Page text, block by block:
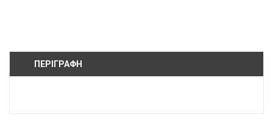
ΠΕΡΙΓΡΑΦΉ